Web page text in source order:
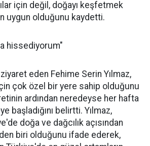
için değil, doğayı keşfetmek
uygun olduğunu kaydetti.
hissediyorum"
ziyaret eden Fehime Serin Yılmaz,
çok özel bir yere sahip olduğunu
ardından neredeyse her hafta
başladığını belirtti. Yılmaz,
doğa ve dağcılık açısından
biri olduğunu ifade ederek,